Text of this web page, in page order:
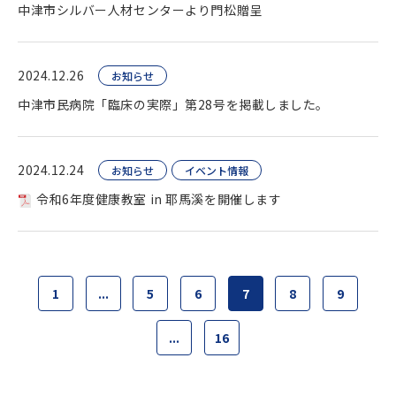
中津市シルバー人材センターより門松贈呈
2024.12.26 お知らせ
中津市民病院「臨床の実際」第28号を掲載しました。
2024.12.24 お知らせ イベント情報
令和6年度健康教室 in 耶馬溪を開催します
1 ... 5 6 7 8 9
... 16